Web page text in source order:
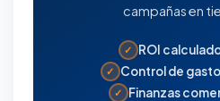
campañas en
✓ ROI
✓ Control de
✓ Finanzas